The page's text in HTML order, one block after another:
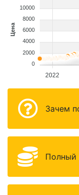
2022
10000
8000
6000
4000
2000
0
Цена
Зачем
Полный